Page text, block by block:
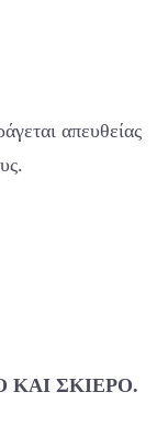
απευθείας
ΚΑΙ ΣΚΙΕΡΟ.